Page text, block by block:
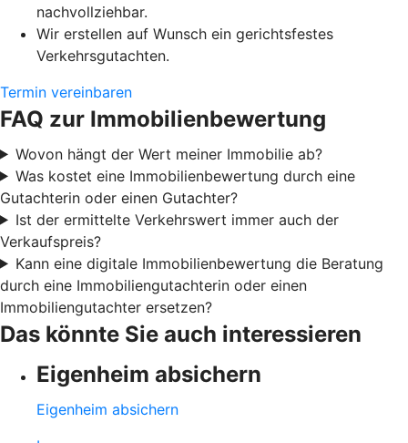
nachvollziehbar.
Wir erstellen auf Wunsch ein gerichtsfestes
Verkehrsgutachten.
Termin vereinbaren
FAQ zur Immobilienbewertung
Wovon hängt der Wert meiner Immobilie ab?
Was kostet eine Immobilienbewertung durch eine
Gutachterin oder einen Gutachter?
Ist der ermittelte Verkehrswert immer auch der
Verkaufspreis?
Kann eine digitale Immobilienbewertung die Beratung
durch eine Immobiliengutachterin oder einen
Immobiliengutachter ersetzen?
Das könnte Sie auch interessieren
Eigenheim absichern
Eigenheim absichern